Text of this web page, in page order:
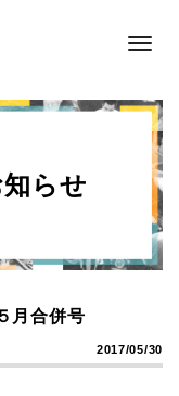
Toggle
らせ
月合併号
2017/05/30